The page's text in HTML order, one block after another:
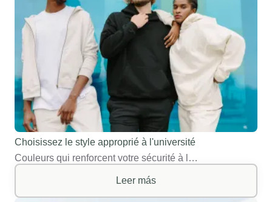
Choisissez le style approprié à l'université
Couleurs qui renforcent votre sécurité à l…
Leer más